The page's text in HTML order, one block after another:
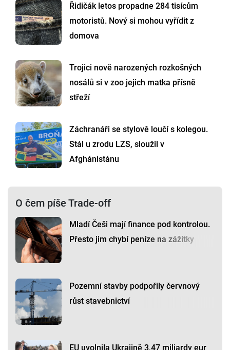
Řidičák letos propadne 284 tisícům
motoristů. Nový si mohou vyřídit z
domova
Trojici nově narozených rozkošných
nosálů si v zoo jejich matka přísně
střeží
Záchranáři se stylově loučí s kolegou.
Stál u zrodu LZS, sloužil v
Afghánistánu
O čem píše Trade-off
Mladí Češi mají finance pod kontrolou.
Přesto jim chybí peníze na zážitky
Pozemní stavby podpořily červnový
růst stavebnictví
EU uvolnila Ukrajině 3,47 miliardy eur